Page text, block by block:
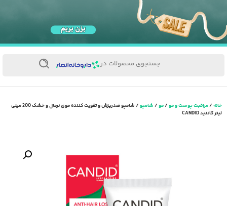
جستجوی محصولات در
خانه/مراقبت پوست و مو/مو/شامپو
/ شامپو ضدریزش و تقویت کننده موی نرمال و خشک 200 میلی
لیتر کاندید CANDID